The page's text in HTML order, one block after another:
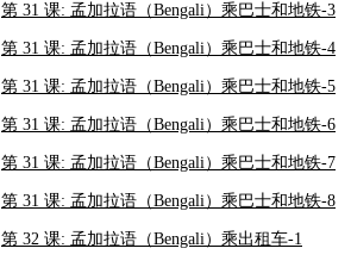
第 31 课: 孟加拉语（Bengali）乘巴士和地铁-3
第 31 课: 孟加拉语（Bengali）乘巴士和地铁-4
第 31 课: 孟加拉语（Bengali）乘巴士和地铁-5
第 31 课: 孟加拉语（Bengali）乘巴士和地铁-6
第 31 课: 孟加拉语（Bengali）乘巴士和地铁-7
第 31 课: 孟加拉语（Bengali）乘巴士和地铁-8
第 32 课: 孟加拉语（Bengali）乘出租车-1